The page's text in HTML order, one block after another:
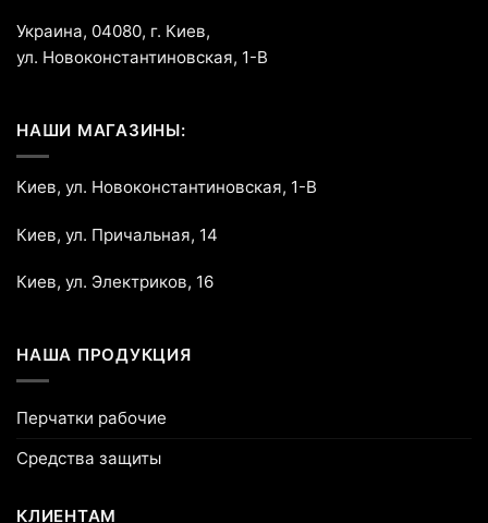
Украина, 04080, г. Киев,
ул. Новоконстантиновская, 1-В
НАШИ МАГАЗИНЫ:
Киев, ул. Новоконстантиновская, 1-В
Киев, ул. Причальная, 14
Киев, ул. Электриков, 16
НАША ПРОДУКЦИЯ
Перчатки рабочие
Средства защиты
КЛИЕНТАМ